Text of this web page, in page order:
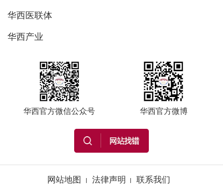
华西医联体
华西产业
华西官方微信公众号 华西官方微博
网站地图 法律声明 联系我们